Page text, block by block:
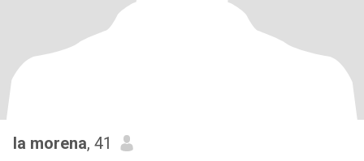
la morena, 41